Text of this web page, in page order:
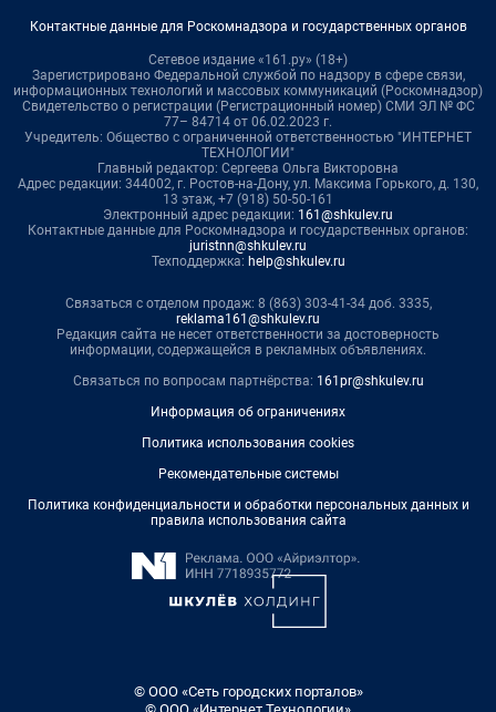
Контактные данные для Роскомнадзора и государственных органов
Сетевое издание «161.ру» (18+)
Зарегистрировано Федеральной службой по надзору в сфере связи,
информационных технологий и массовых коммуникаций (Роскомнадзор)
Свидетельство о регистрации (Регистрационный номер) СМИ ЭЛ № ФС
77– 84714 от 06.02.2023 г.
Учредитель: Общество с ограниченной ответственностью "ИНТЕРНЕТ
ТЕХНОЛОГИИ"
Главный редактор: Сергеева Ольга Викторовна
Адрес редакции: 344002, г. Ростов-на-Дону, ул. Максима Горького, д. 130,
13 этаж, +7 (918) 50-50-161
Электронный адрес редакции: 161@shkulev.ru
Контактные данные для Роскомнадзора и государственных органов:
juristnn@shkulev.ru
Техподдержка: help@shkulev.ru
Связаться с отделом продаж: 8 (863) 303-41-34 доб. 3335,
reklama161@shkulev.ru
Редакция сайта не несет ответственности за достоверность
информации, содержащейся в рекламных объявлениях.
Связаться по вопросам партнёрства: 161pr@shkulev.ru
Информация об ограничениях
Политика использования cookies
Рекомендательные системы
Политика конфиденциальности и обработки персональных данных и
правила использования сайта
© ООО «Сеть городских порталов»